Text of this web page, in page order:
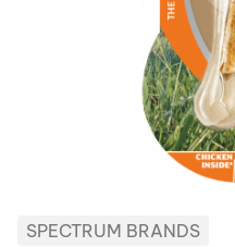
SPECTRUM BRANDS